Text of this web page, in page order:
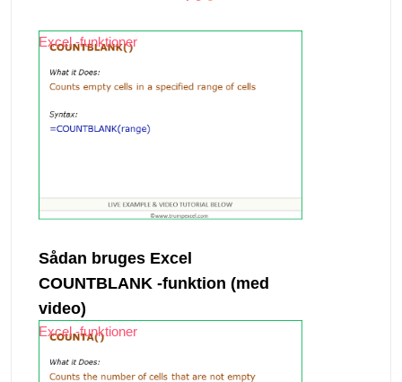
Excel -funktioner
Sådan bruges Excel
COUNTBLANK -funktion (med
video)
Excel -funktioner